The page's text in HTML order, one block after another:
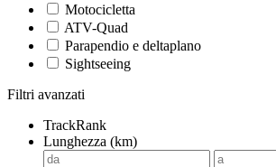
Motocicletta
ATV-Quad
Parapendio e deltaplano
Sightseeing
Filtri avanzati
TrackRank
Lunghezza (km)